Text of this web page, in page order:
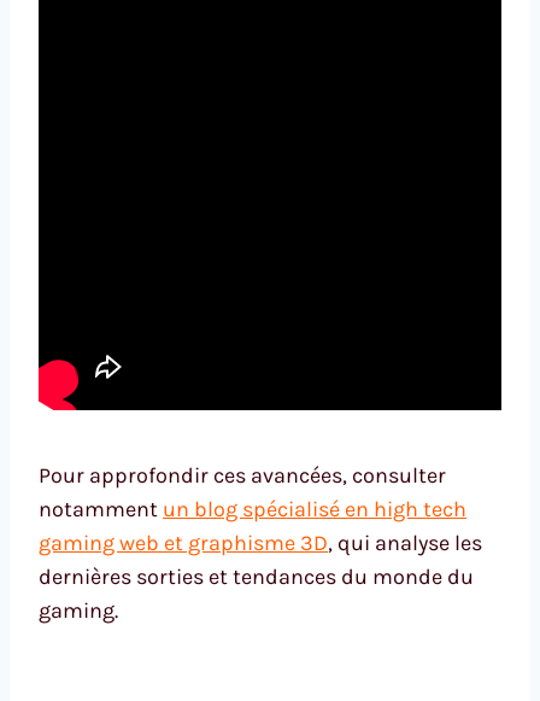
Pour approfondir ces avancées, consulter
notamment un blog spécialisé en high tech
gaming web et graphisme 3D, qui analyse les
dernières sorties et tendances du monde du
gaming.